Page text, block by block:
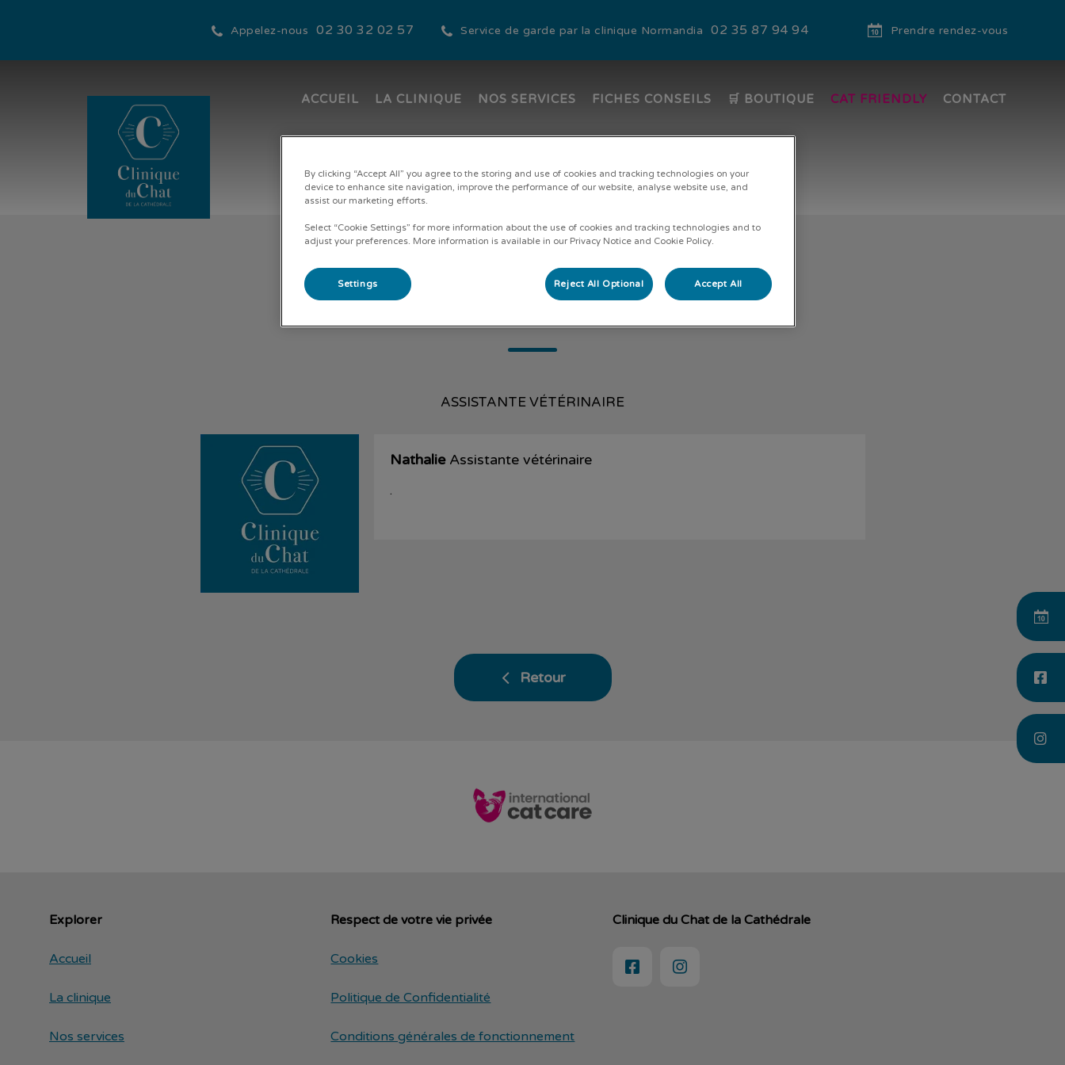
Appelez-nous 02 30 32 02 57 Service de garde par la clinique Normandia 02 35 87 94 94 Prendre rendez-vous
Page d'accueil de Clinique du chat de la cathédrale
ACCUEIL LA CLINIQUE NOS SERVICES FICHES CONSEILS 🛒 BOUTIQUE CAT FRIENDLY CONTACT
Nathalie
ASSISTANTE VÉTÉRINAIRE
NathalieAssistante vétérinaire
.
Retour
Explorer
Accueil
La clinique
Nos services
Respect de votre vie privée
Cookies
Politique de Confidentialité
Conditions générales de fonctionnement
Clinique du Chat de la Cathédrale
By clicking “Accept All” you agree to the storing and use of cookies and tracking technologies on your
device to enhance site navigation, improve the performance of our website, analyse website use, and
assist our marketing efforts.
Select “Cookie Settings” for more information about the use of cookies and tracking technologies and to
adjust your preferences. More information is available in our Privacy Notice and Cookie Policy.
Settings Reject All Optional Accept All